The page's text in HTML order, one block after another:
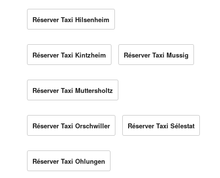
Réserver Taxi Hilsenheim
Réserver Taxi Kintzheim Réserver Taxi Mussig
Réserver Taxi Muttersholtz
Réserver Taxi Orschwiller Réserver Taxi Sélestat
Réserver Taxi Ohlungen